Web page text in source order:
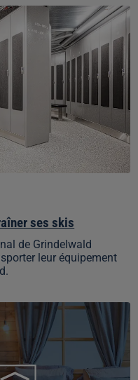
ses skis
de Grindelwald
leur équipement